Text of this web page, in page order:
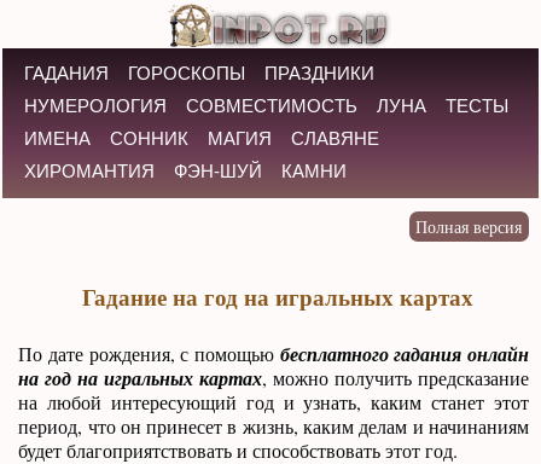
ГАДАНИЯ ГОРОСКОПЫ
ПРАЗДНИКИ
НУМЕРОЛОГИЯ
СОВМЕСТИМОСТЬ ЛУНА
ТЕСТЫ
ИМЕНА
СОННИК МАГИЯ
СЛАВЯНЕ
ХИРОМАНТИЯ
ФЭН-ШУЙ КАМНИ
Гадание на год на игральных картах
По дате рождения, с помощью бесплатного гадания онлайн
на год на игральных картах, можно получить предсказание
на любой интересующий год и узнать, каким станет этот
период, что он принесет в жизнь, каким делам и начинаниям
будет благоприятствовать и способствовать этот год.